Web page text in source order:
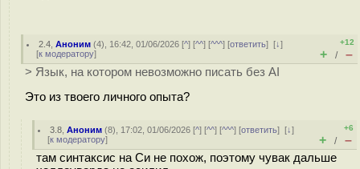
2.4 ,Аноним (4), 16:42, 01/06/2026 [^] [^^] [^^^] [ответить][↓]
[к модератору]
+12
+ / –
> Язык, на котором невозможно писать без AI
Это из твоего личного опыта?
3.8 ,Аноним (8), 17:02, 01/06/2026 [^] [^^] [^^^] [ответить][↓]
[к модератору]
+6
+ / –
там синтаксис на Си не похож, поэтому чувак дальше